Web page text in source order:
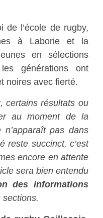
de l’école de rugby,
à Laborie et la
en sélections
générations ont
noires avec fierté.
certains résultats ou
au moment de la
pas dans
reste succinct, c’est
encore en attente
sera bien entendu
des informations